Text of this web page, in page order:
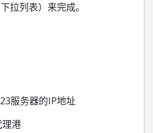
拉列表）来完成。
服务器的IP地址
港